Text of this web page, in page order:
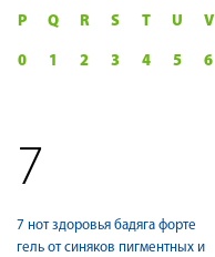
P
Q R S T U V
0 1 2 3 4 5 6
7
7 нот здоровья бадяга форте
гель от синяков пигментных и